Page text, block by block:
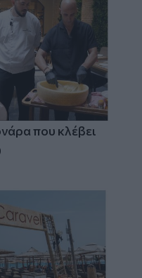
που κλέβει